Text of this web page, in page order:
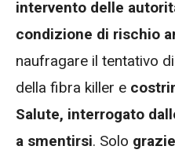
intervento delle
condizione di rischio
naufragare il tentativo
della fibra killer e
Salute, interrogato
a smentirsi. Solo